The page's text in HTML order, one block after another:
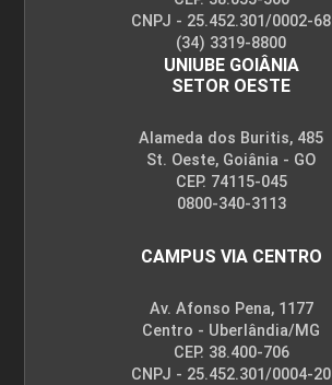
CNPJ - 25.452.301/0002-68
(34) 3319-8800
UNIUBE GOIÂNIA
SETOR OESTE
Alameda dos Buritis, 485
St. Oeste, Goiânia - GO
CEP. 74115-045
0800-340-3113
CAMPUS VIA CENTRO
Av. Afonso Pena, 1177
Centro - Uberlândia/MG
CEP. 38.400-706
CNPJ - 25.452.301/0004-20